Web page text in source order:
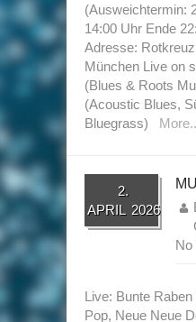
(Ausweichtermin:
14:00 Uhr Ende
Adresse:
München Live on
(Blues & Roots
(Acoustic Blues,
Bluegrass)
2.
APRIL 2026
No
Live: Bunte
Pop, Neue Neue